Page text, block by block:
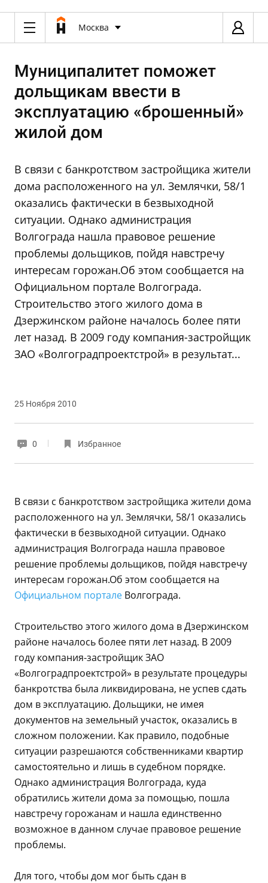
Москва
Муниципалитет поможет
дольщикам ввести в
эксплуатацию «брошенный»
жилой дом
В связи с банкротством застройщика жители
дома расположенного на ул. Землячки, 58/1
оказались фактически в безвыходной
ситуации. Однако администрация
Волгограда нашла правовое решение
проблемы дольщиков, пойдя навстречу
интересам горожан.Об этом сообщается на
Официальном портале Волгограда.
Строительство этого жилого дома в
Дзержинском районе началось более пяти
лет назад. В 2009 году компания-застройщик
ЗАО «Волгоградпроектстрой» в результат...
25 Ноября 2010
0 Избранное
В связи с банкротством застройщика жители дома
расположенного на ул. Землячки, 58/1 оказались
фактически в безвыходной ситуации. Однако
администрация Волгограда нашла правовое
решение проблемы дольщиков, пойдя навстречу
интересам горожан.Об этом сообщается на
Официальном портале Волгограда.
Строительство этого жилого дома в Дзержинском
районе началось более пяти лет назад. В 2009
году компания-застройщик ЗАО
«Волгоградпроектстрой» в результате процедуры
банкротства была ликвидирована, не успев сдать
дом в эксплуатацию. Дольщики, не имея
документов на земельный участок, оказались в
сложном положении. Как правило, подобные
ситуации разрешаются собственниками квартир
самостоятельно и лишь в судебном порядке.
Однако администрация Волгограда, куда
обратились жители дома за помощью, пошла
навстречу горожанам и нашла единственно
возможное в данном случае правовое решение
проблемы.
Для того, чтобы дом мог быть сдан в